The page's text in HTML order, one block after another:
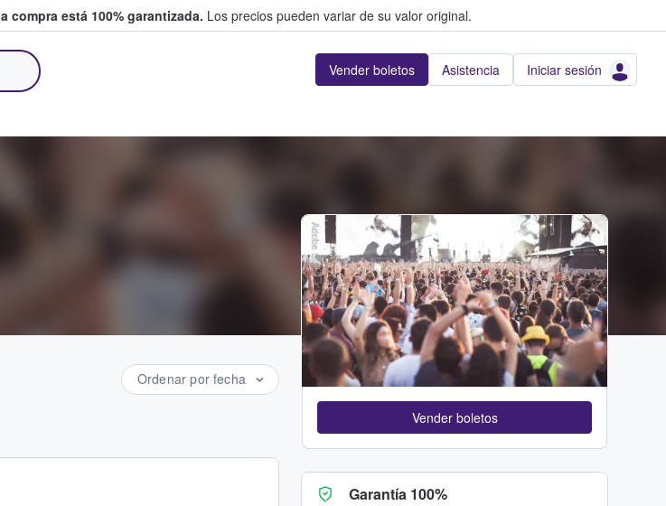
compra está 100% garantizada. Los precios pueden variar de su valor original.
Vender boletos Asistencia Iniciar sesión
Ordenar por fecha
Adobe Stock
Vender boletos
Garantía 100%